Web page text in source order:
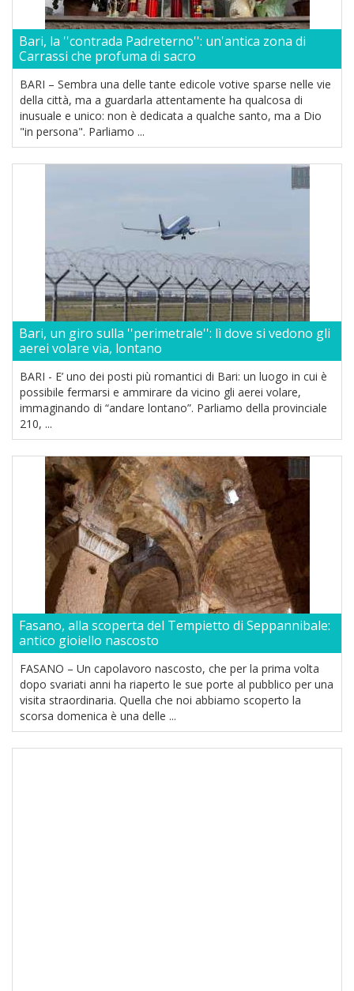
Bari, la ''contrada Padreterno'': un'antica zona di
Carrassi che profuma di sacro
BARI – Sembra una delle tante edicole votive sparse nelle vie
della città, ma a guardarla attentamente ha qualcosa di
inusuale e unico: non è dedicata a qualche santo, ma a Dio
"in persona". Parliamo ...
Bari, un giro sulla ''perimetrale'': lì dove si vedono gli
aerei volare via, lontano
BARI - E’ uno dei posti più romantici di Bari: un luogo in cui è
possibile fermarsi e ammirare da vicino gli aerei volare,
immaginando di “andare lontano”. Parliamo della provinciale
210, ...
Fasano, alla scoperta del Tempietto di Seppannibale:
antico gioiello nascosto
FASANO – Un capolavoro nascosto, che per la prima volta
dopo svariati anni ha riaperto le sue porte al pubblico per una
visita straordinaria. Quella che noi abbiamo scoperto la
scorsa domenica è una delle ...